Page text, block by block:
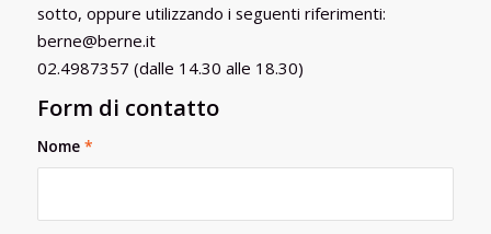
sotto, oppure utilizzando i seguenti riferimenti:
berne@berne.it
02.4987357 (dalle 14.30 alle 18.30)
Form di contatto
Nome *